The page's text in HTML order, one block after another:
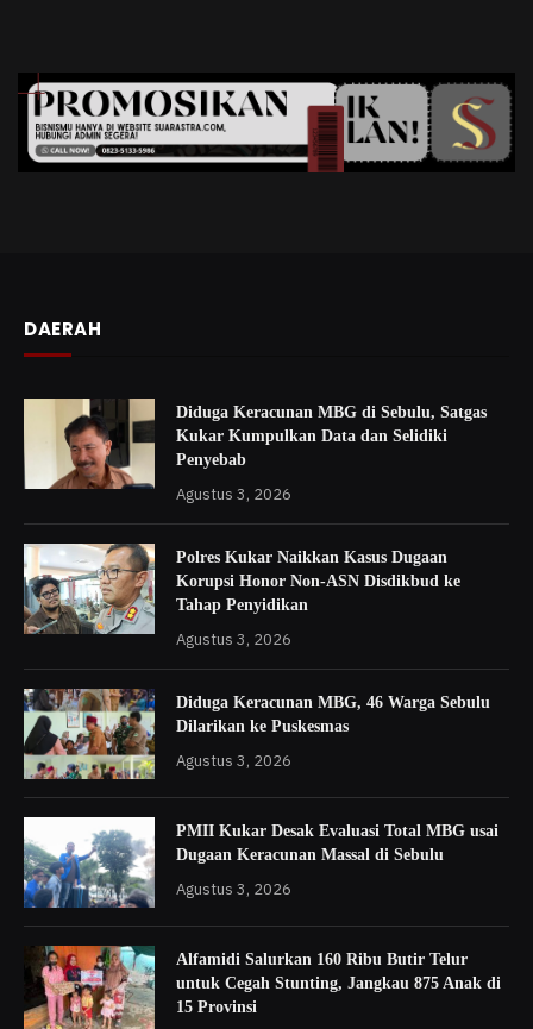
DAERAH
Diduga Keracunan MBG di Sebulu, Satgas
Kukar Kumpulkan Data dan Selidiki
Penyebab
Agustus 3, 2026
Polres Kukar Naikkan Kasus Dugaan
Korupsi Honor Non-ASN Disdikbud ke
Tahap Penyidikan
Agustus 3, 2026
Diduga Keracunan MBG, 46 Warga Sebulu
Dilarikan ke Puskesmas
Agustus 3, 2026
PMII Kukar Desak Evaluasi Total MBG usai
Dugaan Keracunan Massal di Sebulu
Agustus 3, 2026
Alfamidi Salurkan 160 Ribu Butir Telur
untuk Cegah Stunting, Jangkau 875 Anak di
15 Provinsi